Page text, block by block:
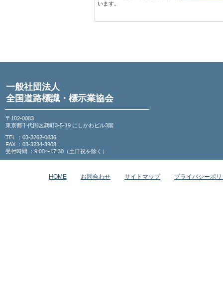
います。
一般社団法人
全国道路標識・標示業協会
〒102-0083
東京都千代田区麹町3-5-19 にしかわビル3階
TEL ：03-3262-0836
FAX ：03-3234-3908
受付時間 ：9:00〜17:30（土日祝を除く）
HOME お問合わせ サイトマップ プライバシーポ